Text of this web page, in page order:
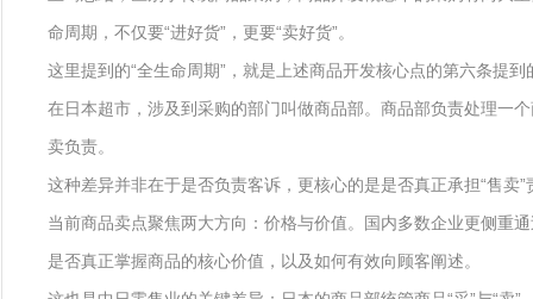
命周期，不仅要“进好货”，更要“卖好货”。
这里提到的“全生命周期”，就是上述商品开发核心点的第六条提到
在日本超市，涉及到采购的部门叫做商品部。商品部负责处理一
卖负责。
这种差异并非在于是否负责客诉，更核心的是是否真正承担“售卖
当前商品卖点聚焦两大方向：价格与价值。国内多数企业更侧重
是否真正掌握商品的核心价值，以及如何有效向顾客阐述。